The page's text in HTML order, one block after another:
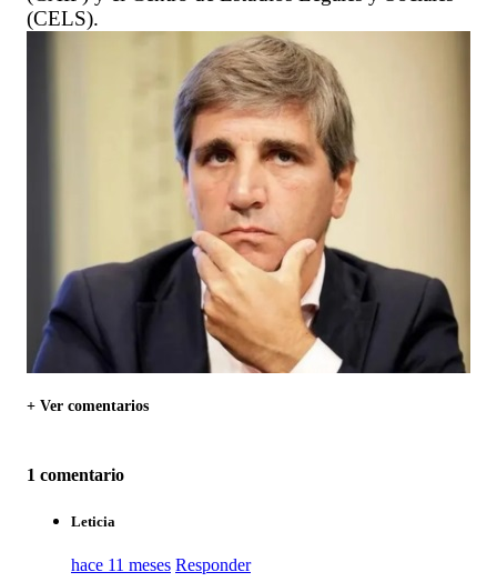
(CELS).
+ Ver comentarios
1 comentario
Leticia
hace 11 meses Responder